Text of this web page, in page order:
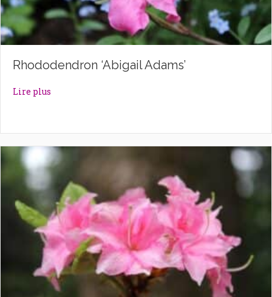
Rhododendron ‘Abigail Adams’
Lire plus